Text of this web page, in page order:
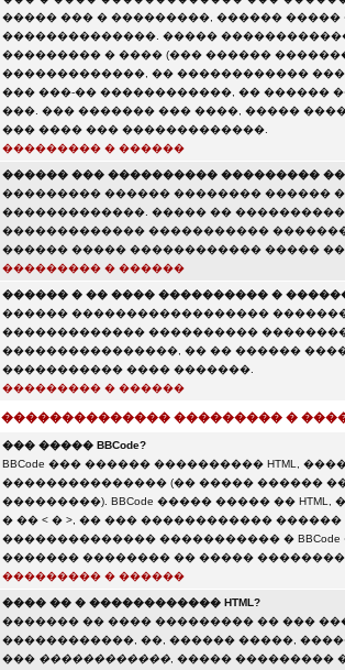
����� ��� � ���������, ������
��������������. �����
��������� � ���� (��� ������
�������������, �� ������������
��� ���-�� ������������, �� ������
���. ��� ������� ��� ����, �����
��� ���� ��� �������������.
��������� � ������
������ ��� ���������� ���������
��������� ������ �������� ������
�������������. ����� ��
������������� �����������
������ ����� ������������ �����
��������� � ������
������ � �� ���� ���������� �
������ ������������������
������������� ����������
����������������, �� �� ������
����������� ���� �������.
��������� � ������
�������������� ��������� �
��� ����� BBCode?
BBCode ��� ������ ���������� HTML,
��������������� (�� ����� ������
���������). BBCode ����� ����� ��
� �� < � >, �� ��� ������������
�������������� ����������� �
������� �������� �� �����
��������� � ������
���� �� � ������������ HTML?
������� �� ���� ��������� �� ���
������������, ��, ������ �����,
��� ������������, ����� ���������